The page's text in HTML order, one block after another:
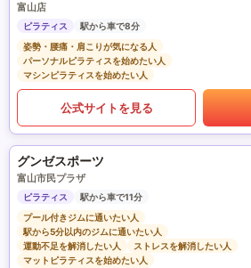
富山店
ピラティス
駅から車で8分
姿勢・腰痛・肩こりが気になる人
パーソナルピラティスを始めたい人
マシンピラティスを始めたい人
公式サイトを見る
グンゼスポーツ
富山市民プラザ
ピラティス
駅から車で11分
プール付きジムに通いたい人
駅から5分以内のジムに通いたい人
運動不足を解消したい人
ストレスを解消したい人
マットピラティスを始めたい人